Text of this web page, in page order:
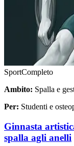
SportCompleto
Ambito: Spalla e
Per: Studenti e
Ginnasta
spalla agli anelli